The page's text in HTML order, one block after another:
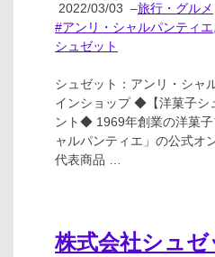
2022/03/03 –旅行・グルメ
#アンリ・シャルパンティエ
シュゼット
シュゼット：アンリ・シャ
インショップ ◆【洋菓子シ
ント◆ 1969年創業の洋菓
ャルパンティエ」の公式オ
代表商品 …
株式会社シュ